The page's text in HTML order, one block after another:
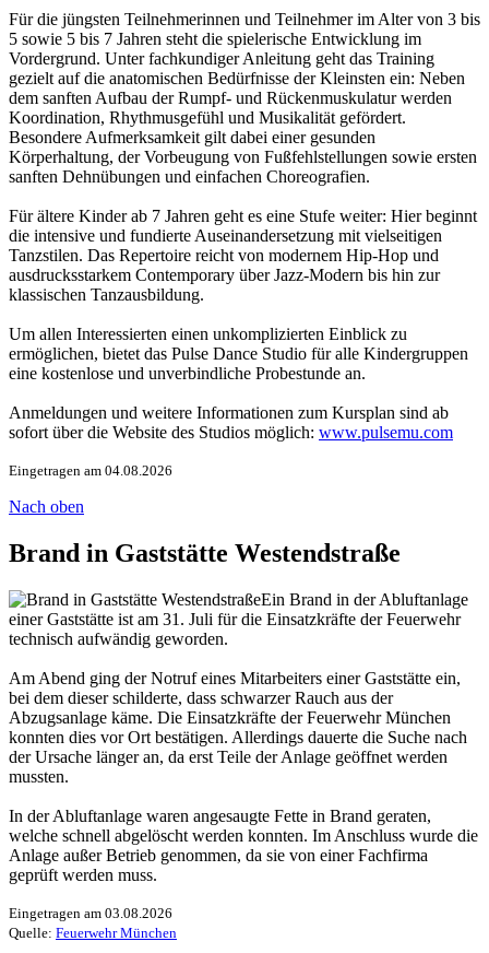
Für die jüngsten Teilnehmerinnen und Teilnehmer im Alter von 3 bis
5 sowie 5 bis 7 Jahren steht die spielerische Entwicklung im
Vordergrund. Unter fachkundiger Anleitung geht das Training
gezielt auf die anatomischen Bedürfnisse der Kleinsten ein: Neben
dem sanften Aufbau der Rumpf- und Rückenmuskulatur werden
Koordination, Rhythmusgefühl und Musikalität gefördert.
Besondere Aufmerksamkeit gilt dabei einer gesunden
Körperhaltung, der Vorbeugung von Fußfehlstellungen sowie ersten
sanften Dehnübungen und einfachen Choreografien.
Für ältere Kinder ab 7 Jahren geht es eine Stufe weiter: Hier beginnt
die intensive und fundierte Auseinandersetzung mit vielseitigen
Tanzstilen. Das Repertoire reicht von modernem Hip-Hop und
ausdrucksstarkem Contemporary über Jazz-Modern bis hin zur
klassischen Tanzausbildung.
Um allen Interessierten einen unkomplizierten Einblick zu
ermöglichen, bietet das Pulse Dance Studio für alle Kindergruppen
eine kostenlose und unverbindliche Probestunde an.
Anmeldungen und weitere Informationen zum Kursplan sind ab
sofort über die Website des Studios möglich: www.pulsemu.com
Eingetragen am 04.08.2026
Nach oben
Brand in Gaststätte Westendstraße
Ein Brand in der Abluftanlage
einer Gaststätte ist am 31. Juli für die Einsatzkräfte der Feuerwehr
technisch aufwändig geworden.
Am Abend ging der Notruf eines Mitarbeiters einer Gaststätte ein,
bei dem dieser schilderte, dass schwarzer Rauch aus der
Abzugsanlage käme. Die Einsatzkräfte der Feuerwehr München
konnten dies vor Ort bestätigen. Allerdings dauerte die Suche nach
der Ursache länger an, da erst Teile der Anlage geöffnet werden
mussten.
In der Abluftanlage waren angesaugte Fette in Brand geraten,
welche schnell abgelöscht werden konnten. Im Anschluss wurde die
Anlage außer Betrieb genommen, da sie von einer Fachfirma
geprüft werden muss.
Eingetragen am 03.08.2026
Quelle: Feuerwehr München